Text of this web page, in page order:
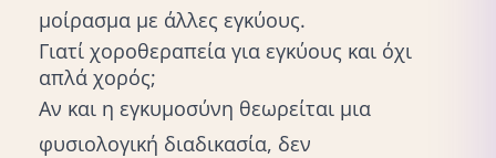
μοίρασμα με άλλες εγκύους.
Γιατί χοροθεραπεία για εγκύους και όχι
απλά χορός;
Αν και η εγκυμοσύνη θεωρείται μια
φυσιολογική διαδικασία, δεν